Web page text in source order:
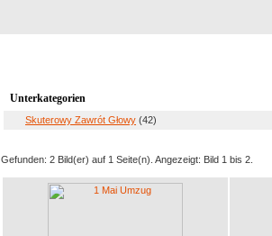
Unterkategorien
Skuterowy Zawrót Głowy (42)
Gefunden: 2 Bild(er) auf 1 Seite(n). Angezeigt: Bild 1 bis 2.